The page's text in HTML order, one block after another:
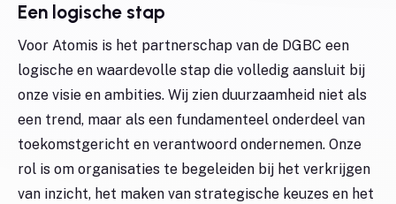
Een logische stap
Voor Atomis is het partnerschap van de DGBC een
logische en waardevolle stap die volledig aansluit bij
onze visie en ambities. Wij zien duurzaamheid niet als
een trend, maar als een fundamenteel onderdeel van
toekomstgericht en verantwoord ondernemen. Onze
rol is om organisaties te begeleiden bij het verkrijgen
van inzicht, het maken van strategische keuzes en het